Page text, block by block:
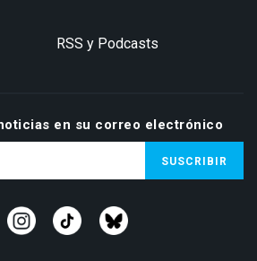
RSS y Podcasts
en su correo electrónico